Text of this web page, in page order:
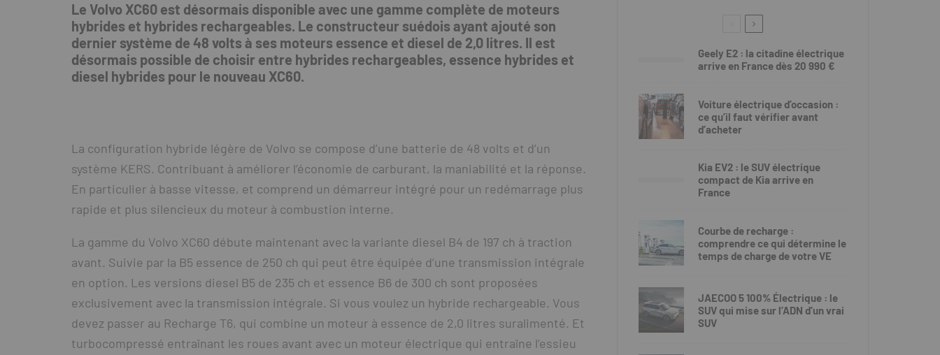
Le Volvo XC60 est désormais disponible avec une gamme complète de moteurs
hybrides et hybrides rechargeables. Le constructeur suédois ayant ajouté son
dernier système de 48 volts à ses moteurs essence et diesel de 2,0 litres. Il est
désormais possible de choisir entre hybrides rechargeables, essence hybrides et
diesel hybrides pour le nouveau XC60.
La configuration hybride légère de Volvo se compose d’une batterie de 48 volts et d’un
système KERS. Contribuant à améliorer l’économie de carburant, la maniabilité et la réponse.
En particulier à basse vitesse, et comprend un démarreur intégré pour un redémarrage plus
rapide et plus silencieux du moteur à combustion interne.
La gamme du Volvo XC60 débute maintenant avec la variante diesel B4 de 197 ch à traction
avant. Suivie par la B5 essence de 250 ch qui peut être équipée d’une transmission intégrale
en option. Les versions diesel B5 de 235 ch et essence B6 de 300 ch sont proposées
exclusivement avec la transmission intégrale. Si vous voulez un hybride rechargeable. Vous
devez passer au Recharge T6, qui combine un moteur à essence de 2,0 litres suralimenté. Et
turbocompressé entraînant les roues avant avec un moteur électrique qui entraîne l’essieu
Geely E2 : la citadine électrique
arrive en France dès 20 990 €
Voiture électrique d’occasion :
ce qu’il faut vérifier avant
d’acheter
Kia EV2 : le SUV électrique
compact de Kia arrive en
France
Courbe de recharge :
comprendre ce qui détermine le
temps de charge de votre VE
JAECOO 5 100% Électrique : le
SUV qui mise sur l’ADN d’un vrai
SUV